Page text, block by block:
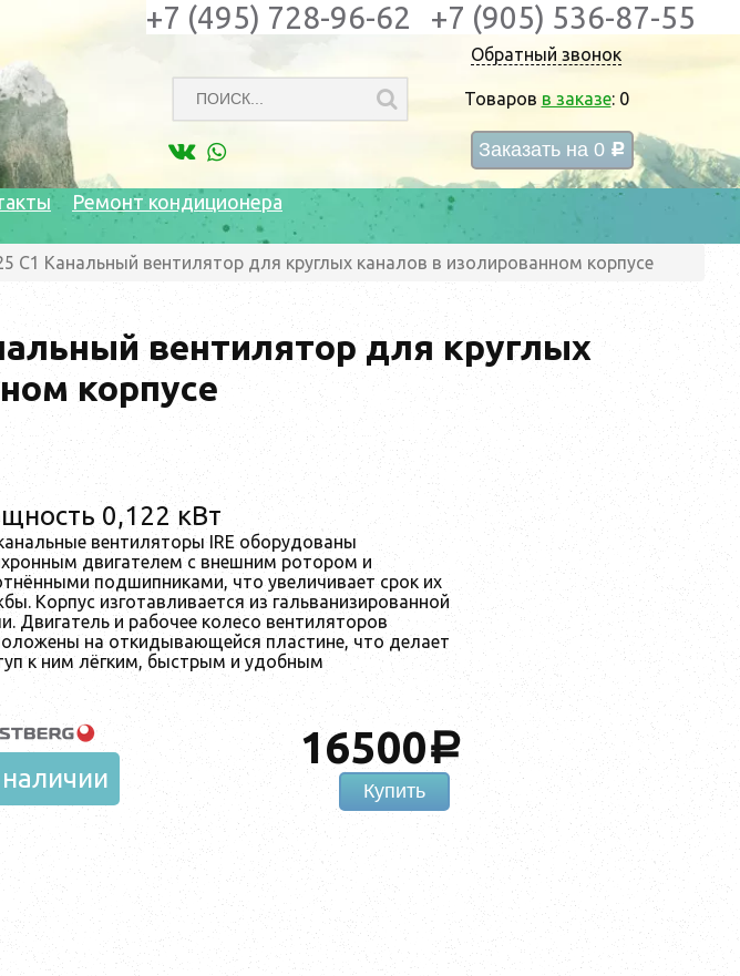
Обратный звонок
Товаров в заказе: 0
Заказать на 0 c
+7 (495) 728-96-62 +7 (905) 536-87-55
Ремонт кондиционера
C1 Канальный вентилятор для круглых каналов в изолированном корпусе
вентилятор для круглых
корпусе
0,122 кВт
вентиляторы IRE оборудованы
двигателем с внешним ротором и
подшипниками, что увеличивает срок их
Корпус изготавливается из гальванизированной
Двигатель и рабочее колесо вентиляторов
на откидывающейся пластине, что делает
к ним лёгким, быстрым и удобным
16500a
Купить